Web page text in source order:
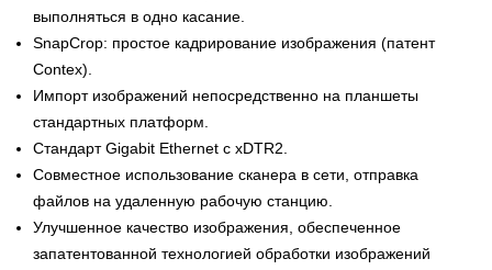
выполняться в одно касание.
SnapCrop: простое кадрирование изображения (патент
Contex).
Импорт изображений непосредственно на планшеты
стандартных платформ.
Стандарт Gigabit Ethernet с xDTR2.
Совместное использование сканера в сети, отправка
файлов на удаленную рабочую станцию.
Улучшенное качество изображения, обеспеченное
запатентованной технологией обработки изображений